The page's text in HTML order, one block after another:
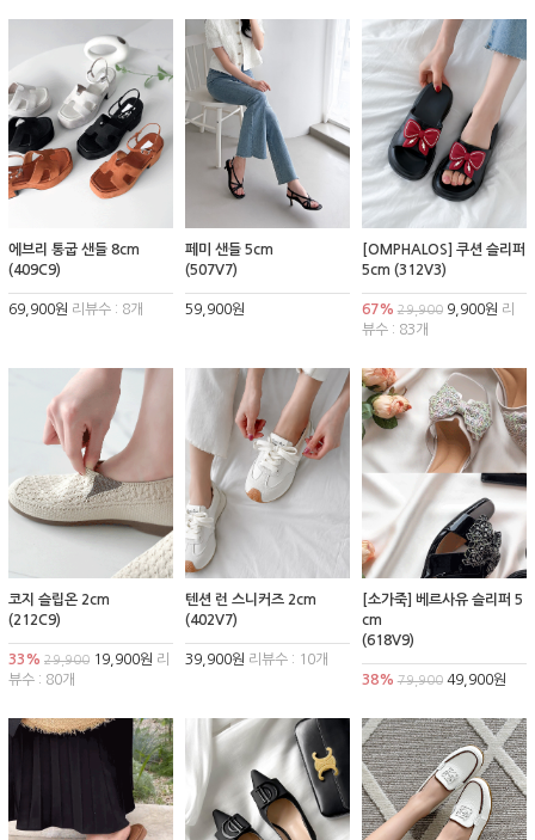
에브리 통굽 샌들 8cm
(409C9)
69,900원 리뷰수 : 8개
페미 샌들 5cm
(507V7)
59,900원
[OMPHALOS] 쿠션 슬리퍼
5cm (312V3)
67% 29,9009,900원 리
뷰수 : 83개
코지 슬립온 2cm
(212C9)
33% 29,900 19,900원 리
뷰수 : 80개
텐션 런 스니커즈 2cm
(402V7)
39,900원 리뷰수 : 10개
[소가죽] 베르사유 슬리퍼 5
cm
(618V9)
38% 79,90049,900원